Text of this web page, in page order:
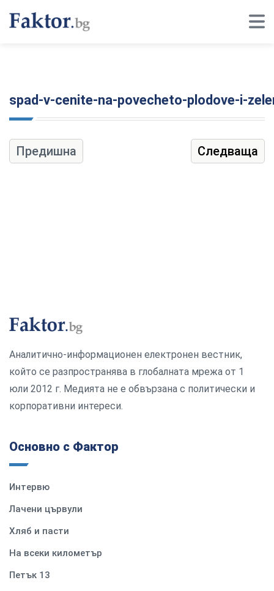
spad-v-cenite-na-povecheto-plodove-i-
Предишна Следваща
Аналитично-информационен електронен вестник,
който се разпространява в глобалната мрежа от 1
юли 2012 г. Медията не е обвързана с политически и
корпоративни интереси.
Основно с Фактор
Интервю
Лачени цървули
Хляб и пасти
На всеки километър
Петък 13